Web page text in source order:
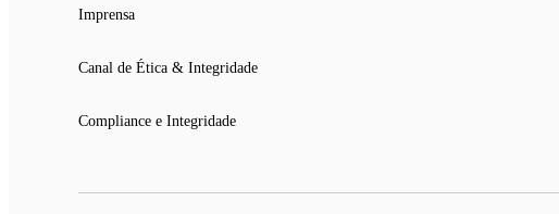
Imprensa
Canal de Ética & Integridade
Compliance e Integridade